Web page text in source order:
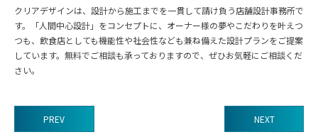
クリアデザインは、設計から施工までを一貫して請け負う店舗設計事務所で
す。「人間中心設計」をコンセプトに、オーナー様の夢やこだわりを叶えつ
つも、飲食店としても機能性や社会性なども兼ね備えた設計プランをご提案
しています。無料でご相談も承っておりますので、ぜひお気軽にご相談くだ
さい。
PREV NEXT